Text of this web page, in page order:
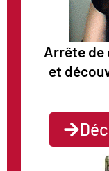
Arrête de
et